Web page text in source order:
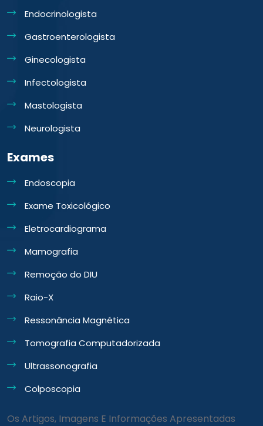
Endocrinologista
Gastroenterologista
Ginecologista
Infectologista
Mastologista
Neurologista
Exames
Endoscopia
Exame Toxicológico
Eletrocardiograma
Mamografia
Remoção do DIU
Raio-X
Ressonância Magnética
Tomografia Computadorizada
Ultrassonografia
Colposcopia
Os Artigos, Imagens E Informações Apresentadas